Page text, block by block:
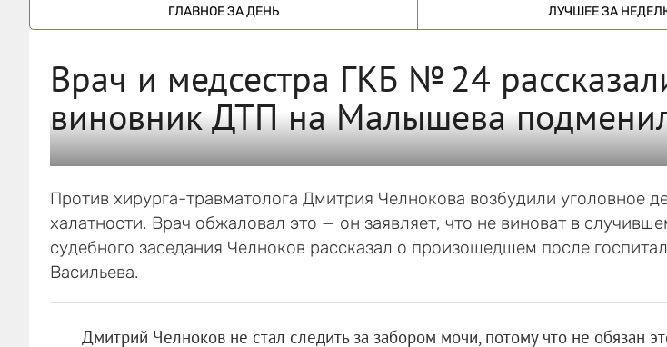
ГЛАВНОЕ ЗА ДЕНЬ ЛУЧШЕЕ ЗА
Врач и медсестра ГКБ № 24
виновник ДТП на Малышева
Против хирурга-травматолога Дмитрия Челнокова возбудили уголовное
халатности. Врач обжаловал это — он заявляет, что не виноват в
судебного заседания Челноков рассказал о произошедшем после
Васильева.
Дмитрий Челноков не стал следить за забором мочи, потому что не обязан